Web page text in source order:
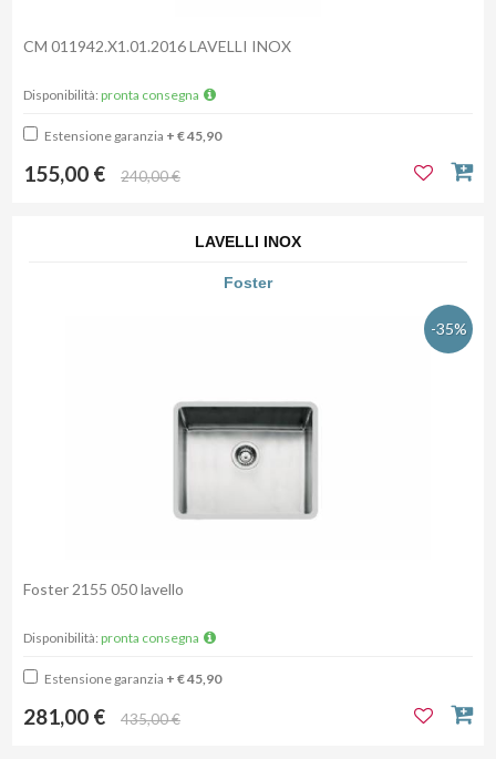
CM 011942.X1.01.2016 LAVELLI INOX
Disponibilità: pronta consegna
Estensione garanzia + € 45,90
155,00 € 240,00 €
LAVELLI INOX
Foster
-35%
Foster 2155 050 lavello
Disponibilità: pronta consegna
Estensione garanzia + € 45,90
281,00 € 435,00 €